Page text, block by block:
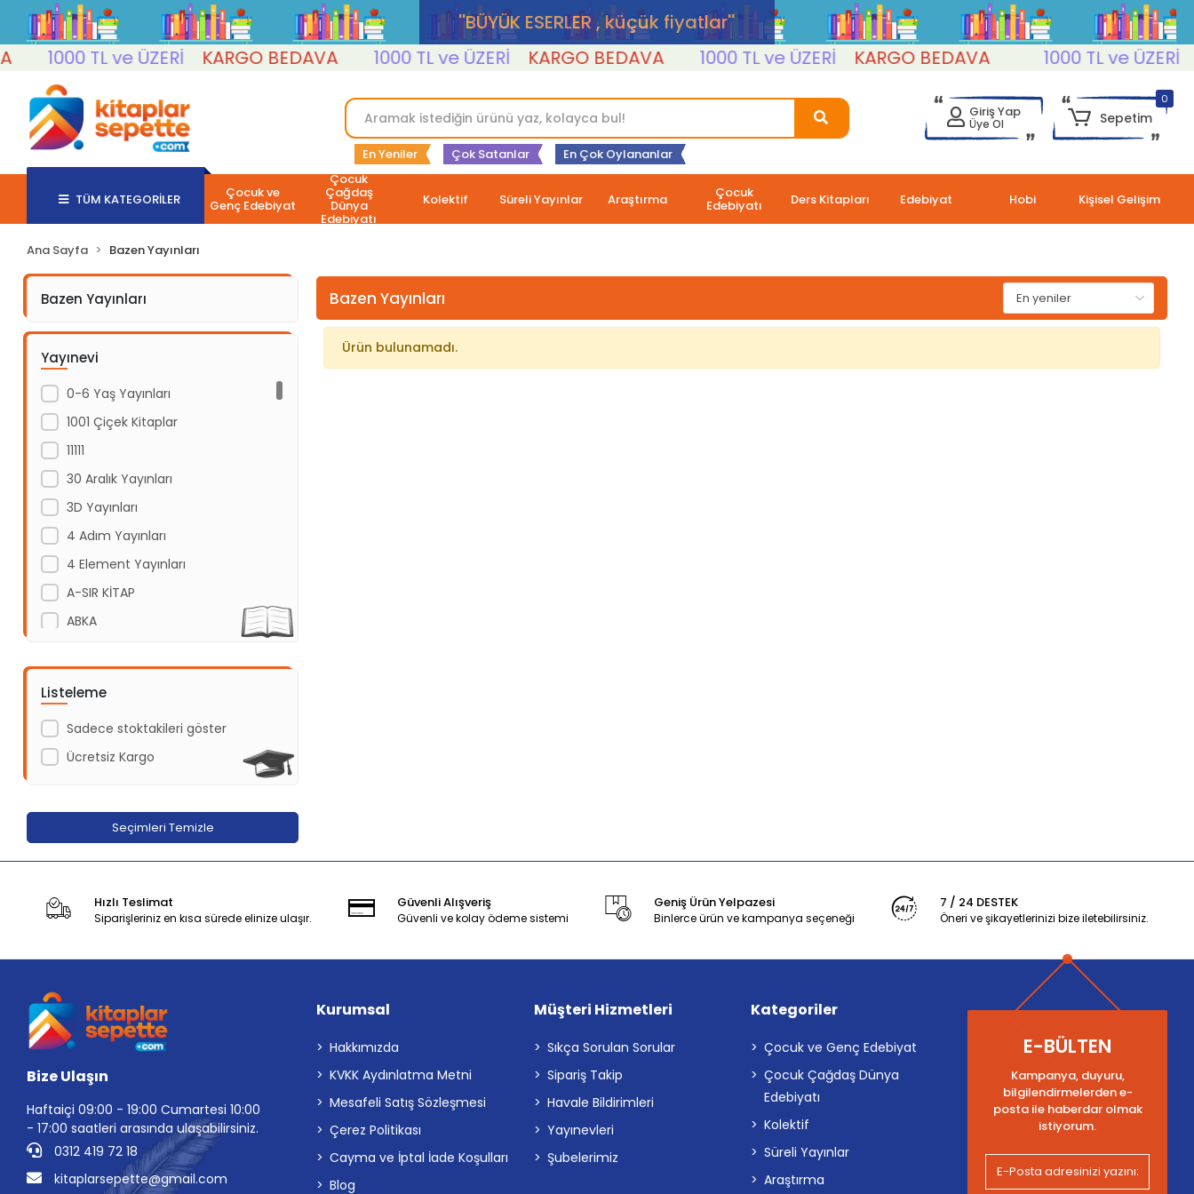
''BÜYÜK ESERLER , küçük fiyatlar''
1000 TL ve ÜZERİ
KARGO BEDAVA 1000 TL ve ÜZERİ KARGO BEDAVA 1000 TL ve ÜZERİ KARGO BEDAVA 1000 TL ve ÜZERİ
En Yeniler Çok Satanlar En Çok Oylananlar
Giriş Yap
Üye Ol
0
Sepetim
TÜM KATEGORİLER Çocuk ve
Genç Edebiyat
Çocuk
Çağdaş
Dünya
Edebiyatı
Kolektif Süreli Yayınlar Araştırma Çocuk
Edebiyatı Ders Kitapları Edebiyat Hobi Kişisel Gelişim
Ana Sayfa Bazen Yayınları
Bazen Yayınları
Yayınevi
0-6 Yaş Yayınları
1001 Çiçek Kitaplar
11111
30 Aralık Yayınları
3D Yayınları
4 Adım Yayınları
4 Element Yayınları
A-SIR KİTAP
ABKA
Acil Yayınları
Açı Yayınları
ADAKÜLTÜR
Adeda Yayınları
Aden Yayıncılık
Agapi Yayınları
Aile Yayınları
AKABE HEDİYELİK
Akademi Çocuk
Akademi Çocuk - Funny Mat
Akademi Denizi Yayınları
Akaşa Yayınları
Akçağ Yayınları
Akil Yayınevi
Listeleme
Sadece stoktakileri göster
Ücretsiz Kargo
Seçimleri Temizle
Bazen Yayınları
Ürün bulunamadı.
Hızlı Teslimat
Siparişleriniz en kısa sürede elinize ulaşır.
Güvenli Alışveriş
Güvenli ve kolay ödeme sistemi
Geniş Ürün Yelpazesi
Binlerce ürün ve kampanya seçeneği
7 / 24 DESTEK
Öneri ve şikayetlerinizi bize iletebilirsiniz.
Bize Ulaşın
Haftaiçi 09:00 - 19:00 Cumartesi 10:00
- 17:00 saatleri arasında ulaşabilirsiniz.
0312 419 72 18
kitaplarsepette@gmail.com
Kurumsal
Hakkımızda
KVKK Aydınlatma Metni
Mesafeli Satış Sözleşmesi
Çerez Politikası
Cayma ve İptal İade Koşulları
Blog
Müşteri Hizmetleri
Sıkça Sorulan Sorular
Sipariş Takip
Havale Bildirimleri
Yayınevleri
Şubelerimiz
Kategoriler
Çocuk ve Genç Edebiyat
Çocuk Çağdaş Dünya
Edebiyatı
Kolektif
Süreli Yayınlar
Araştırma
E-BÜLTEN
Kampanya, duyuru,
bilgilendirmelerden e-
posta ile haberdar olmak
istiyorum.